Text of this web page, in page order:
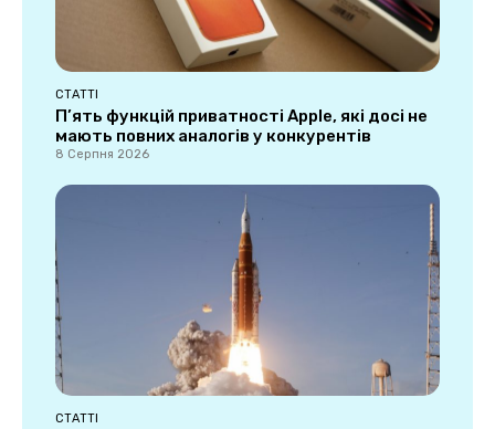
СТАТТІ
П’ять функцій приватності Apple, які досі не
мають повних аналогів у конкурентів
8 Серпня 2026
СТАТТІ